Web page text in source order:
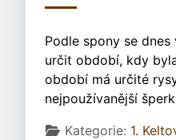
Podle spony se
určit období, kdy
období má určité
nejpoužívanější
Základní údaje
Kategorie: 1.